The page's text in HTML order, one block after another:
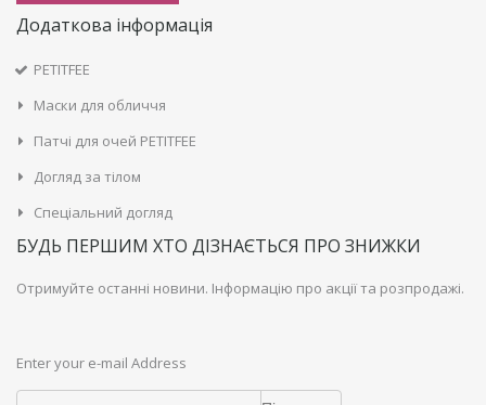
Додаткова інформація
PETITFEE
Маски для обличчя
Патчі для очей PETITFEE
Догляд за тілом
Спеціальний догляд
БУДЬ ПЕРШИМ ХТО ДІЗНАЄТЬСЯ ПРО ЗНИЖКИ
Отримуйте останні новини. Інформацію про акції та розпродажі.
Enter your e-mail Address